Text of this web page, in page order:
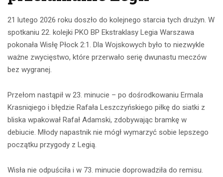
21 lutego 2026 roku doszło do kolejnego starcia tych drużyn. W
spotkaniu 22. kolejki PKO BP Ekstraklasy Legia Warszawa
pokonała Wisłę Płock 2:1. Dla Wojskowych było to niezwykle
ważne zwycięstwo, które przerwało serię dwunastu meczów
bez wygranej.
Przełom nastąpił w 23. minucie – po dośrodkowaniu Ermala
Krasniqiego i błędzie Rafała Leszczyńskiego piłkę do siatki z
bliska wpakował Rafał Adamski, zdobywając bramkę w
debiucie. Młody napastnik nie mógł wymarzyć sobie lepszego
początku przygody z Legią.
Wisła nie odpuściła i w 73. minucie doprowadziła do remisu.